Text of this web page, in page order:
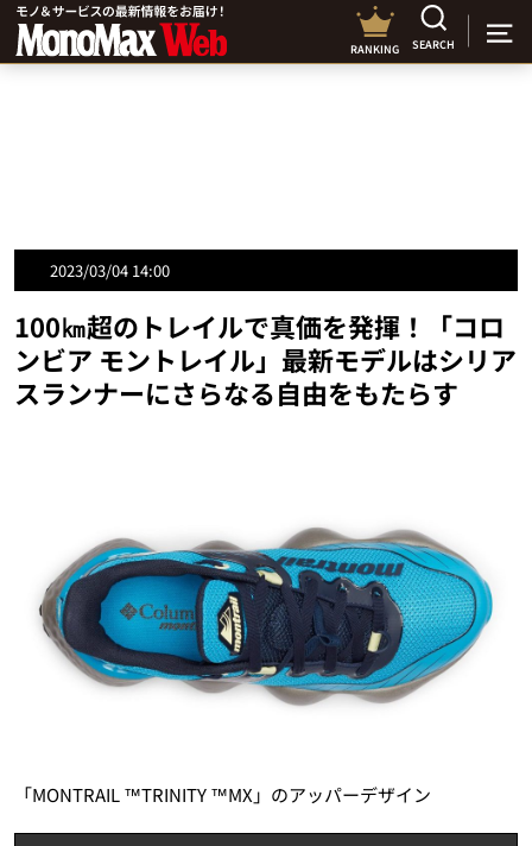
RANKING SEARCH
2023/03/04 14:00
100㎞超のトレイルで真価を発揮！「コロ
ンビア モントレイル」最新モデルはシリア
スランナーにさらなる自由をもたらす
「MONTRAIL ™TRINITY ™MX」のアッパーデザイン